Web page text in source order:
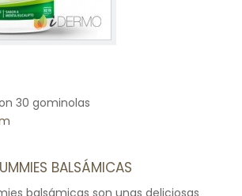
30 gominolas
BALSÁMICAS
balsámicas son unas deliciosas